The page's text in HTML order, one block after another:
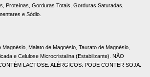
Proteínas, Gorduras Totais, Gorduras Saturadas,
e Sódio.
Magnésio, Malato de Magnésio, Taurato de Magnésio,
e Celulose Microcristalina (Estabilizante). NÃO
LACTOSE. ALÉRGICOS: PODE CONTER SOJA.